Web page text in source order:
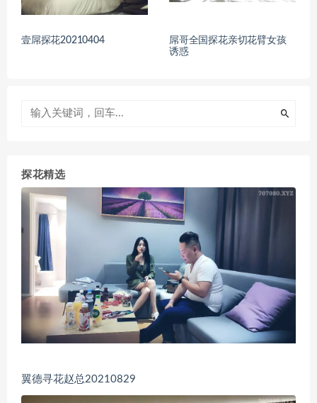
壹屌探花20210404
屌哥全国探花亲切花臂女孩
诱惑
探花精选
翼德寻花赵总20210829